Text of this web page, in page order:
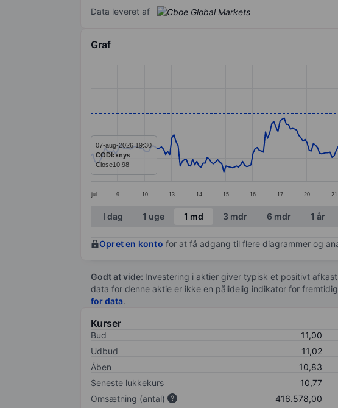
Data leveret af
Graf
The chart has 1 X axis displaying categories.
The chart has 1 Y axis displaying values. Data ranges
jul 9 10 13 14 15 16 17 20 21
07-aug-2026 19:30
CODI:xnys
Close10,98
End of interactive chart.
I dag 1 uge 1 md 3 mdr 6 mdr 1 år
Opret en konto for at få adgang til flere diagrammer og
Godt at vide: Investering i aktier giver typisk et positivt
data for denne aktie er ikke en pålidelig indikator for
for data.
Kurser
Bud 11,00
Udbud
11,02
Åben
10,83
Seneste lukkekurs
10,77
Omsætning (antal)
416.578,00